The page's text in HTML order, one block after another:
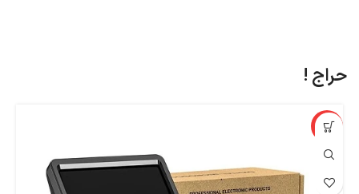
حراج !
-8%